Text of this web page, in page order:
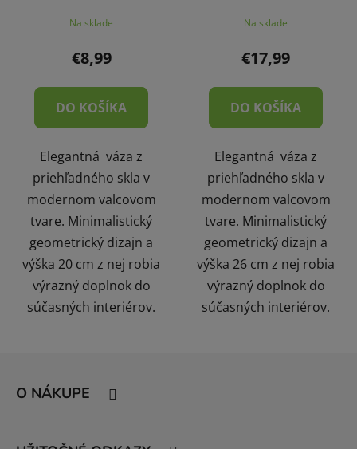
Na sklade
€8,99
DO KOŠÍKA
Elegantná váza z
priehľadného skla v
modernom valcovom
tvare. Minimalistický
geometrický dizajn a
výška 20 cm z nej robia
výrazný doplnok do
súčasných interiérov.
Na sklade
€17,99
DO KOŠÍKA
Elegantná váza z
priehľadného skla v
modernom valcovom
tvare. Minimalistický
geometrický dizajn a
výška 26 cm z nej robia
výrazný doplnok do
súčasných interiérov.
O NÁKUPE